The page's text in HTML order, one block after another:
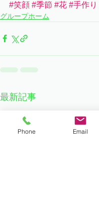
#笑顔 #季節 #花 #手作り
グループホーム
最新記事
Phone Email